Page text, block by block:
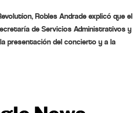
Robles Andrade explicó que el
de Servicios Administrativos y
presentación del concierto y a la